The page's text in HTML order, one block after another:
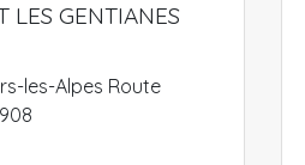
LES GENTIANES
les-Alpes Route